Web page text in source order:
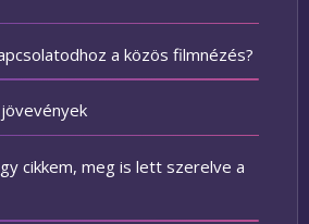
a közös filmnézés?
cikkem, meg is lett szerelve a